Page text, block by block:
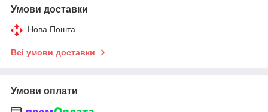
Умови доставки
Нова Пошта
Всі умови доставки
Умови оплати